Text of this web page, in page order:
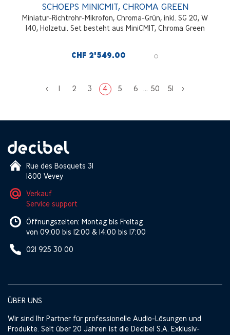
SCHOEPS MINICMIT, CHROMA GREEN
Miniatur-Richtrohr-Mikrofon, Chroma-Grün, inkl. SG 20, W
140, Holzetui. Set besteht aus MiniCMIT, Chroma Green
CHF 2'549.00
< 1 2 3 4 5 6 ... 50 51 >
Rue des Bosquets 31
1800 Vevey
Verkauf
Service support
Öffnungszeiten: Montag bis Freitag
von 09:00 bis 12:00 & 14:00 bis 17:00
021 925 30 00
ÜBER UNS
Wir sind Ihr Partner für professionelle Audio-Lösungen und
Produkte. Seit über 20 Jahren ist die Decibel S.A. Exklusiv-